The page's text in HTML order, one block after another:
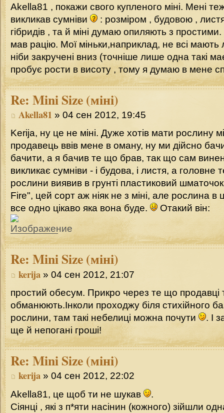
Akella81 , покажи свого купленого міні. Мені
викликав сумніви
: розміром , будовою ,
гібридів , та й міні думаю опиляють з
мав рацію. Мої міньки,наприклад, не всі
ніби закручені вниз (точніше лише одна такі
пробує рости в висоту , тому я думаю в мене
Re: Mini Size (міні)
Akella81 » 04 сен 2012, 19:45
Kerija, ну це не міні. Дуже хотів мати рослину
продавець ввів мене в оману, ну ми дійсно
бачити, а я бачив те що брав, так що сам
викликає сумніви - і будова, і листя, а головне
рослини виявив в грунті пластиковий
Fire", цей сорт аж ніяк не з міні, але рослина в
все одно цікаво яка вона буде.
Отакий він:
Re: Mini Size (міні)
kerija » 04 сен 2012, 21:07
простий обесум. Прикро через те що продавці
обманюють.Інколи проходжу біля стихійного
рослини, там такі небелиці можна почути
. І
ще й непогані гроші!
Re: Mini Size (міні)
kerija » 04 сен 2012, 22:02
Akella81, це щоб ти не шукав
.
Сіянці , які з п*яти насінин (кожного) зійшли